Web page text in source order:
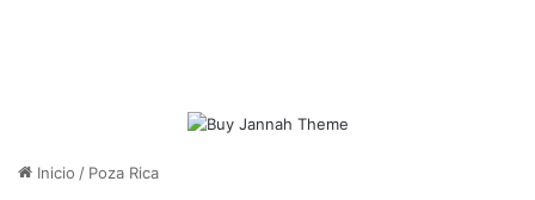
Inicio / Poza Rica